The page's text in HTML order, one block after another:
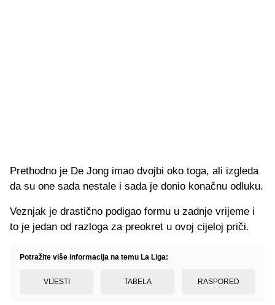
Prethodno je De Jong imao dvojbi oko toga, ali izgleda
da su one sada nestale i sada je donio konačnu odluku.
Veznjak je drastično podigao formu u zadnje vrijeme i
to je jedan od razloga za preokret u ovoj cijeloj priči.
Potražite više informacija na temu La Liga:
VIJESTI TABELA RASPORED